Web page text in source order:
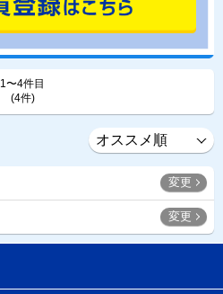
1〜4件目
(4件)
変更
変更